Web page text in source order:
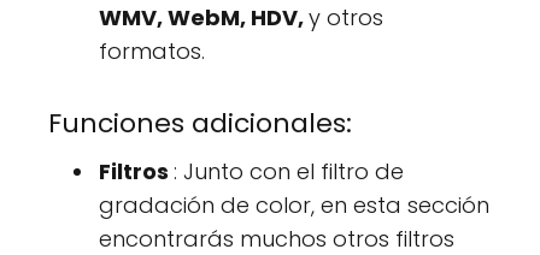
WMV, WebM, HDV,y otros
formatos.
Funciones adicionales:
Filtros : Junto con el filtro de
gradación de color, en esta sección
encontrarás muchos otros filtros